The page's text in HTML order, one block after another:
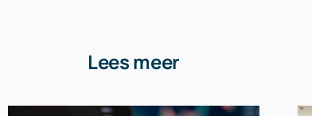
Lees meer